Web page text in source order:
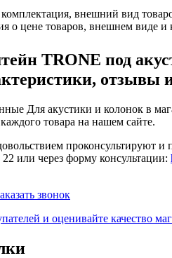
внешний вид
о цене товаров, внешнем виде и
TRONE под
отзывы
Для акустики и колонок в
товара на нашем сайте.
проконсультируют и
или через форму консультации:
звонок